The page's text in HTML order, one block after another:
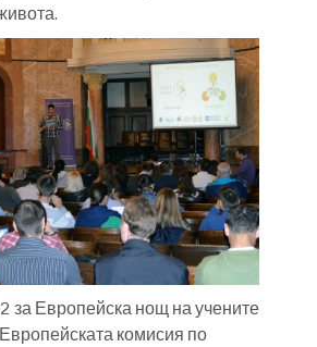
за Европейска нощ на учените
комисия по